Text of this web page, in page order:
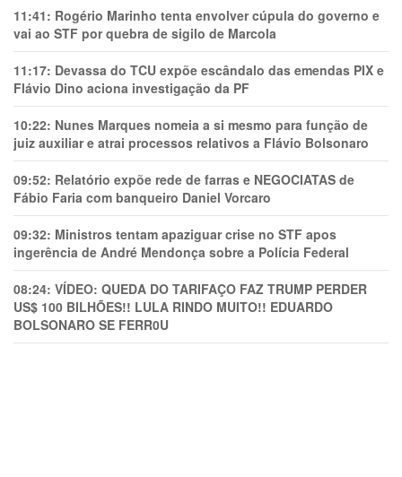
11:41: Rogério Marinho tenta envolver cúpula do governo e
vai ao STF por quebra de sigilo de Marcola
11:17: Devassa do TCU expõe escândalo das emendas PIX e
Flávio Dino aciona investigação da PF
10:22: Nunes Marques nomeia a si mesmo para função de
juiz auxiliar e atrai processos relativos a Flávio Bolsonaro
09:52: Relatório expõe rede de farras e NEGOCIATAS de
Fábio Faria com banqueiro Daniel Vorcaro
09:32: Ministros tentam apaziguar crise no STF apos
ingerência de André Mendonça sobre a Polícia Federal
08:24: VÍDEO: QUEDA DO TARIFAÇO FAZ TRUMP PERDER
US$ 100 BILHÕES!! LULA RINDO MUITO!! EDUARDO
BOLSONARO SE FERR0U